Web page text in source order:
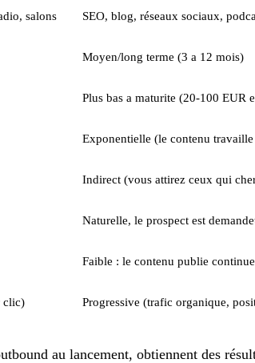
salons SEO, blog, réseaux sociaux,
Moyen/long terme (3 a 12 mois)
Plus bas a maturite (20-100 EUR
Exponentielle (le contenu
Indirect (vous attirez ceux qui
Naturelle, le prospect est
Faible : le contenu publie
clic) Progressive (trafic organique,
au lancement, obtiennent des